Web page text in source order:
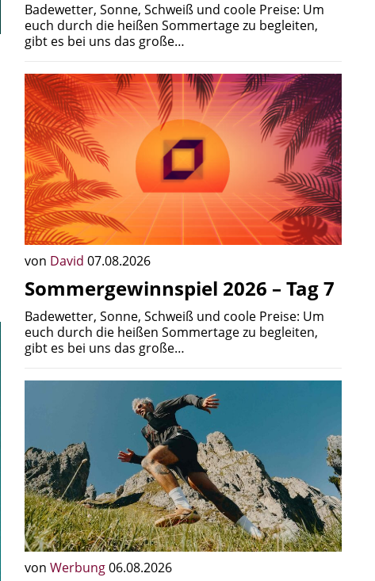
Badewetter, Sonne, Schweiß und coole Preise: Um
euch durch die heißen Sommertage zu begleiten,
gibt es bei uns das große…
von David 07.08.2026
Sommergewinnspiel 2026 – Tag 7
Badewetter, Sonne, Schweiß und coole Preise: Um
euch durch die heißen Sommertage zu begleiten,
gibt es bei uns das große…
von Werbung06.08.2026